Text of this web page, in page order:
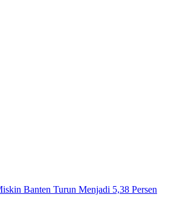
Banten Turun Menjadi 5,38 Persen